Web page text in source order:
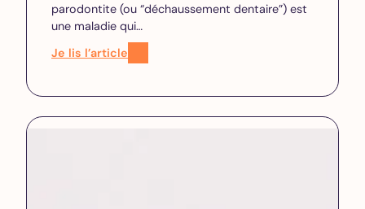
parodontite (ou “déchaussement dentaire”) est
une maladie qui…
Je lis l’article